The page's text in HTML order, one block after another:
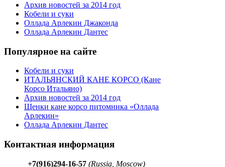
Архив новостей за 2014 год
Кобели и суки
Оллада Арлекин Джаконда
Оллада Арлекин Дантес
Популярное на сайте
Кобели и суки
ИТАЛЬЯНСКИЙ КАНЕ КОРСО (Кане
Корсо Итальяно)
Архив новостей за 2014 год
Щенки кане корсо питомника «Оллада
Арлекин»
Оллада Арлекин Дантес
Контактная информация
+7(916)294-16-57 (Russia, Moscow)